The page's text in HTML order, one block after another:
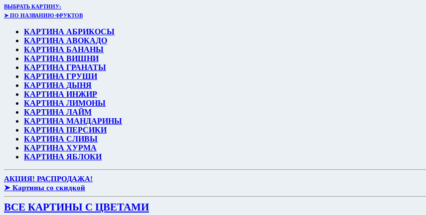
ВЫБРАТЬ КАРТИНУ:
➤ ПО НАЗВАНИЮ ФРУКТОВ
КАРТИНА АБРИКОСЫ
КАРТИНА АВОКАДО
КАРТИНА БАНАНЫ
КАРТИНА ВИШНИ
КАРТИНА ГРАНАТЫ
КАРТИНА ГРУШИ
КАРТИНА ДЫНЯ
КАРТИНА ИНЖИР
КАРТИНА ЛИМОНЫ
КАРТИНА ЛАЙМ
КАРТИНА МАНДАРИНЫ
КАРТИНА ПЕРСИКИ
КАРТИНА СЛИВЫ
КАРТИНА ХУРМА
КАРТИНА ЯБЛОКИ
АКЦИЯ! РАСПРОДАЖА!
➤ Картины со скидкой
ВСЕ КАРТИНЫ С ЦВЕТАМИ